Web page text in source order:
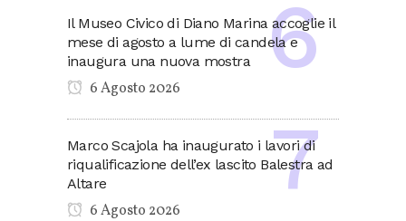
Il Museo Civico di Diano Marina accoglie il
mese di agosto a lume di candela e
inaugura una nuova mostra
6 Agosto 2026
Marco Scajola ha inaugurato i lavori di
riqualificazione dell’ex lascito Balestra ad
Altare
6 Agosto 2026